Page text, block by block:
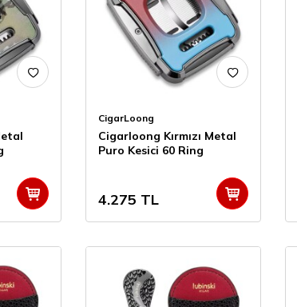
CigarLoong
Cigarloong Kırmızı Metal
Puro Kesici 60 Ring
4.275 TL